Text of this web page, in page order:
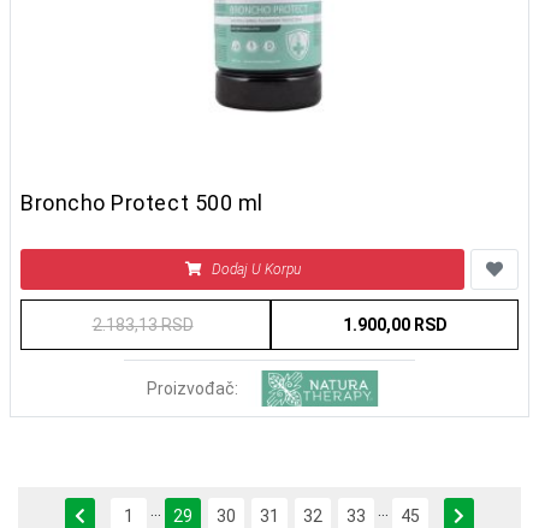
Broncho Protect 500 ml
Dodaj U Korpu
2.183,13 RSD 1.900,00 RSD
Proizvođač:
Previous
1 29 30 31 32 33 45